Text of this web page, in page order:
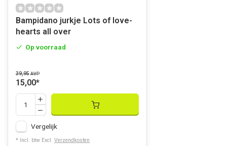
Bampidano jurkje Lots of love-
hearts all over
Op voorraad
39,95 AVP
15,00*
Vergelijk
* Incl. btw Excl. Verzendkosten